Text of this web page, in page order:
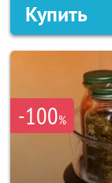
Купить
-100%